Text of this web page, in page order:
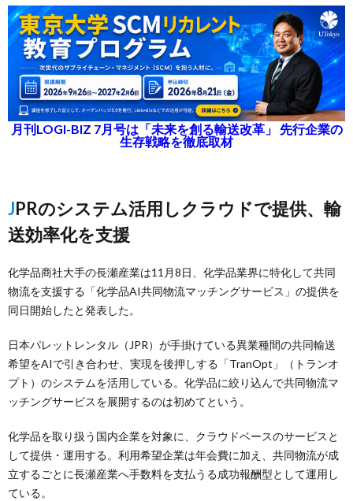
月刊LOGI-BIZ 7月号は「未来を創る輸送改革」 先行企業の
生存戦略を徹底取材
JPRのシステム活用しクラウドで提供、輸
送効率化を支援
化学品商社大手の長瀬産業は11月8日、化学品業界に特化して共同
物流を支援する「化学品AI共同物流マッチングサービス」の提供を
同日開始したと発表した。
日本パレットレンタル（JPR）が手掛けている異業種間の共同輸送
希望をAIで引き合わせ、実現を後押しする「TranOpt」（トランオ
プト）のシステムを活用している。化学品に絞り込んで共同物流マ
ッチングサービスを展開するのは初めてという。
化学品を取り扱う国内企業を対象に、クラウドベースのサービスと
して提供・運用する。利用希望企業は年会費に加え、共同物流が成
立するごとに長瀬産業へ手数料を支払うる成功報酬型として運用し
ている。